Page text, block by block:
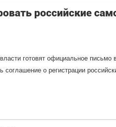
российские
готовят официальное письмо
соглашение о регистрации